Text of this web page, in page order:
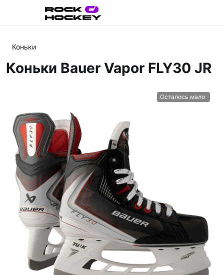
Коньки
Коньки Bauer Vapor FLY30 JR
Осталось мало